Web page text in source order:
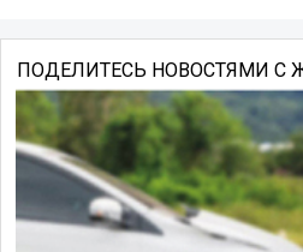
ПОДЕЛИТЕСЬ НОВОСТЯМИ С